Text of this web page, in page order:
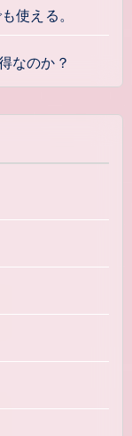
使える。
なのか？